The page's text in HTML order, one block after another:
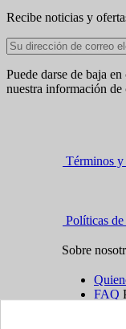
Recibe noticias y
Puede darse de baja
nuestra información
Términos
Políticas
Sobre
FAQ